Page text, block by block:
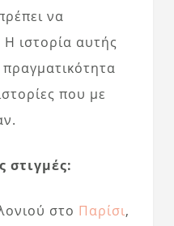
να
ιστορία αυτής
που με
στιγμές:
στο Παρίσι,